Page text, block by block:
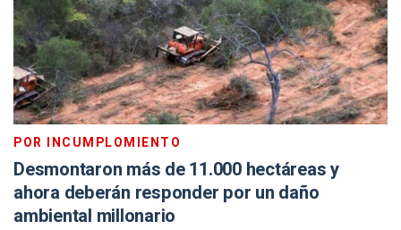
POR INCUMPLOMIENTO
Desmontaron más de 11.000 hectáreas y
ahora deberán responder por un daño
ambiental millonario